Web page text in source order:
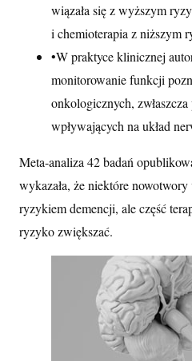
wiązała się z wyższym
i chemioterapia z niższym
•W praktyce klinicznej
monitorowanie funkcji
onkologicznych,
wpływających na układ
Meta-analiza 42 badań
wykazała, że niektóre
ryzykiem demencji, ale część
ryzyko zwiększać.